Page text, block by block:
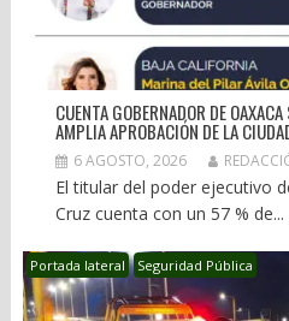
CUENTA GOBERNADOR DE
AMPLIA APROBACIÓN DE LA
6 AGOSTO, 2026
El titular del poder ejecutivo
Cruz cuenta con un 57 % de...
Portada lateral Seguridad Pública